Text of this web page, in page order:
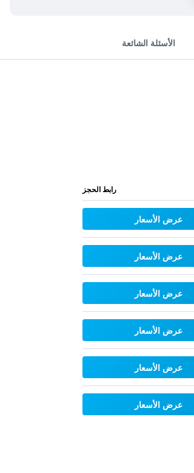
الأسئلة الشائعة
رابط الحجز
عرض الأسعار
عرض الأسعار
عرض الأسعار
عرض الأسعار
عرض الأسعار
عرض الأسعار